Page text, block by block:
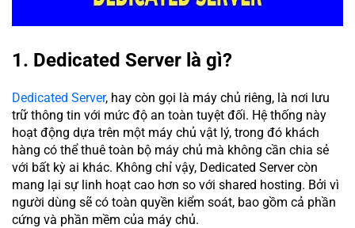
1. Dedicated Server là gì?
Dedicated Server, hay còn gọi là máy chủ riêng, là nơi lưu
trữ thông tin với mức độ an toàn tuyệt đối. Hệ thống này
hoạt động dựa trên một máy chủ vật lý, trong đó khách
hàng có thể thuê toàn bộ máy chủ mà không cần chia sẻ
với bất kỳ ai khác. Không chỉ vậy, Dedicated Server còn
mang lại sự linh hoạt cao hơn so với shared hosting. Bởi vì
người dùng sẽ có toàn quyền kiểm soát, bao gồm cả phần
cứng và phần mềm của máy chủ.